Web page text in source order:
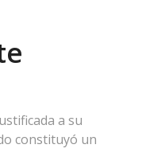
a su
constituyó un